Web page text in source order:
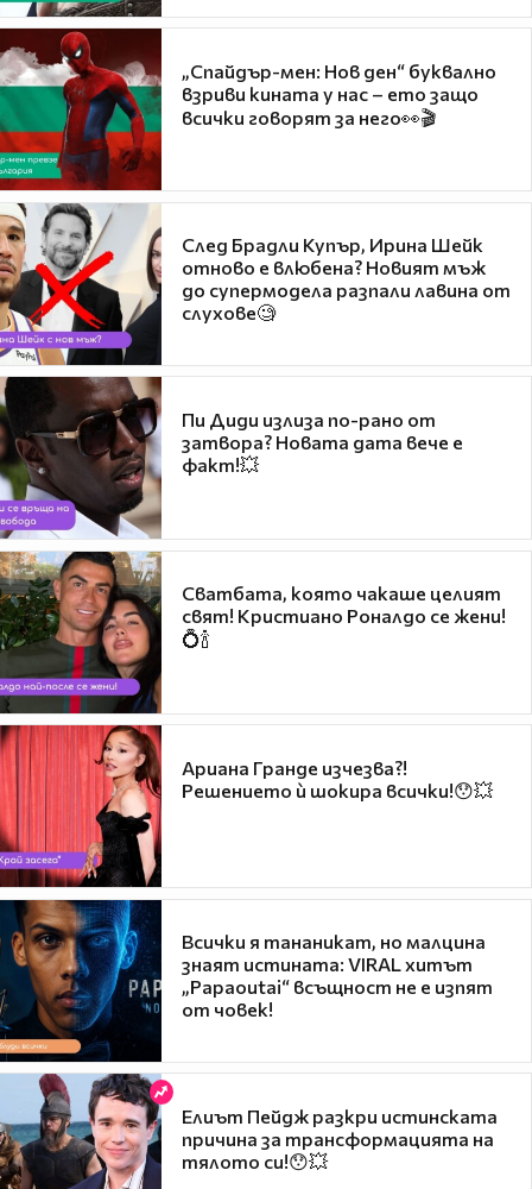
„Спайдър-мен: Нов ден“ буквално
взриви кината у нас – ето защо
всички говорят за него👀🎬
След Брадли Купър, Ирина Шейк
отново е влюбена? Новият мъж
до супермодела разпали лавина от
слухове🧐
Пи Диди излиза по-рано от
затвора? Новата дата вече е
факт!💥
Сватбата, която чакаше целият
свят! Кристиано Роналдо се жени!
💍🍾
Ариана Гранде изчезва?!
Решението ѝ шокира всички!😯💥
Всички я тананикат, но малцина
знаят истината: VIRAL хитът
„Papaoutai“ всъщност не е изпят
от човек!
Елиът Пейдж разкри истинската
причина за трансформацията на
тялото си!😯💥